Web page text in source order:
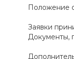
Положение
Заявки
Документы,